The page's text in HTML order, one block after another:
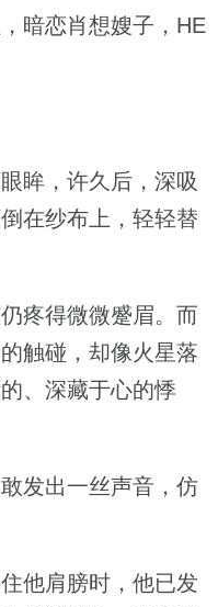
暗恋肖想嫂子，HE
眸，许久后，深吸
在纱布上，轻轻替
疼得微微蹙眉。而
触碰，却像火星落
、深藏于心的悸
发出一丝声音，仿
他肩膀时，他已发